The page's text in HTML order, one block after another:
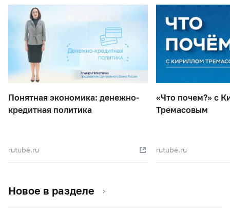
Понятная экономика: денежно-
кредитная политика
rutube.ru
«Что почем?» с
Тремасовым
rutube.ru
Новое в разделе